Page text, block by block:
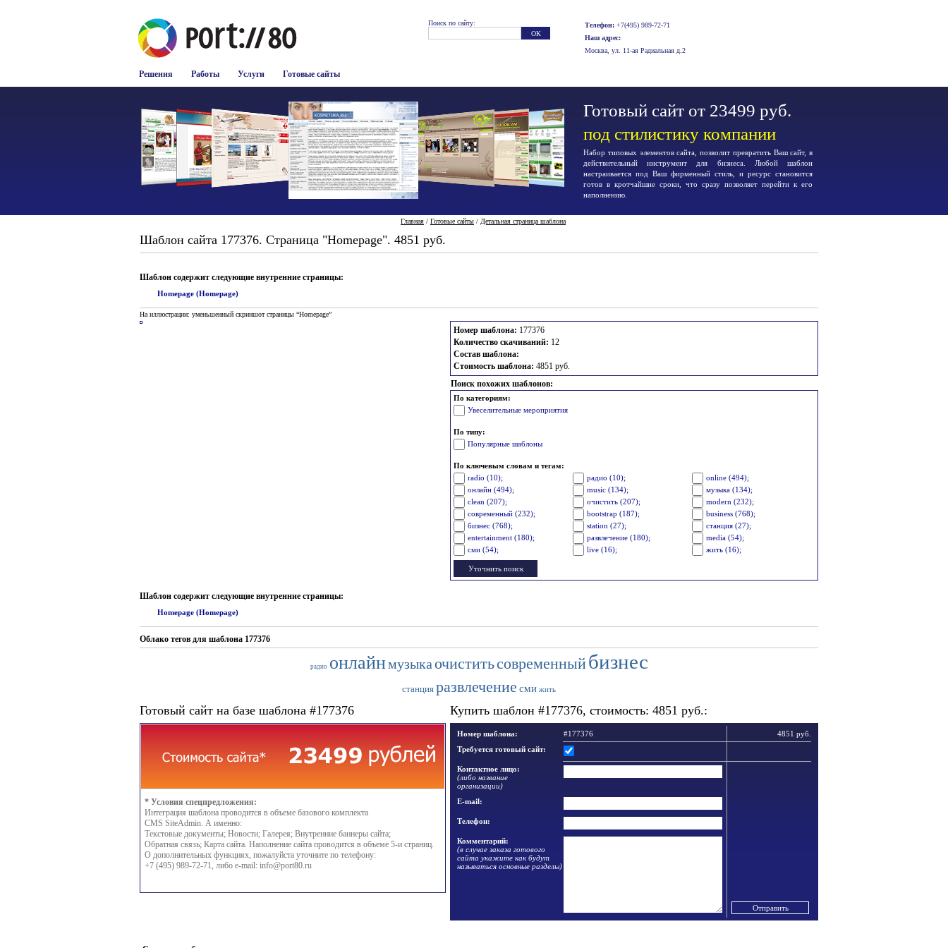
Решения Работы Услуги Готовые сайты
Поиск по сайту: Телефон: +7(495) 989-72-71
Наш адрес:
Москва, ул. 11-ая Радиальная д.2
Готовый сайт от 23499 руб.
под стилистику компании
Набор типовых элементов сайта, позволит превратить Ваш сайт, в
действительный инструмент для бизнеса. Любой шаблон
настраивается под Ваш фирменный стиль, и ресурс становится
готов в кротчайшие сроки, что сразу позволяет перейти к его
наполнению.
Главная / Готовые сайты / Детальная страница шаблона
Шаблон сайта 177376. Страница "Homepage". 4851 руб.
Шаблон содержит следующие внутренние страницы:
Homepage (Homepage)
На иллюстрации: уменьшенный скриншот страницы “Homepage”
Номер шаблона: 177376
Количество скачиваний: 12
Состав шаблона:
Стоимость шаблона: 4851 руб.
Поиск похожих шаблонов:
По категориям:
Увеселительные мероприятия
По типу:
Популярные шаблоны
По ключевым словам и тегам:
radio (10);
радио (10);
online (494);
онлайн (494);
music (134);
музыка (134);
clean (207);
очистить (207);
modern (232);
современный (232);
bootstrap (187);
business (768);
бизнес (768);
station (27);
станция (27);
entertainment (180);
развлечение (180);
media (54);
сми (54);
live (16); жить (16);
Шаблон содержит следующие внутренние страницы:
Homepage (Homepage)
Облако тегов для шаблона 177376
радио онлайнмузыкаочиститьсовременныйбизнес
станция развлечение сми жить
Готовый сайт на базе шаблона #177376
* Условия спецпредложения:
Интеграция шаблона проводится в объеме базового комплекта
CMS SiteAdmin. А именно:
Текстовые документы; Новости; Галерея; Внутренние баннеры сайта;
Обратная связь; Карта сайта. Наполнение сайта проводится в объеме 5-и страниц.
О дополнительных функциях, пожалуйста уточните по телефону:
+7 (495) 989-72-71, либо e-mail: info@port80.ru
Купить шаблон #177376, стоимость: 4851 руб.:
Номер шаблона: #177376
4851 руб.
Требуется готовый сайт:
Контактное лицо:
(либо название
организации)
E-mail:
Телефон:
Комментарий:
(в случае заказа готового
сайта укажите как будут
называться основные разделы)